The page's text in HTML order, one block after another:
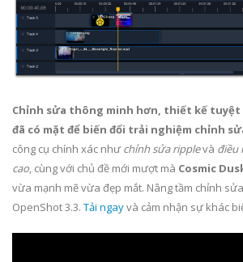
Chỉnh sửa thông minh hơn, thiết kế
đã có mặt để biến đổi trải nghiệm chỉnh
công cụ chính xác như chỉnh sửa ripplevà điều
cao, cùng với chủ đề mới mượt mà Cosmic
vừa mạnh mẽ vừa đẹp mắt. Nâng tầm chỉnh
OpenShot 3.3. Tải ngayvà cảm nhận sự khác